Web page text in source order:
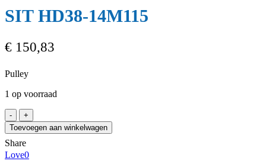
SIT HD38-14M115
€ 150,83
Pulley
1 op voorraad
SIT
HD38-
14M115
aantal
Toevoegen aan winkelwagen
Share
Love0